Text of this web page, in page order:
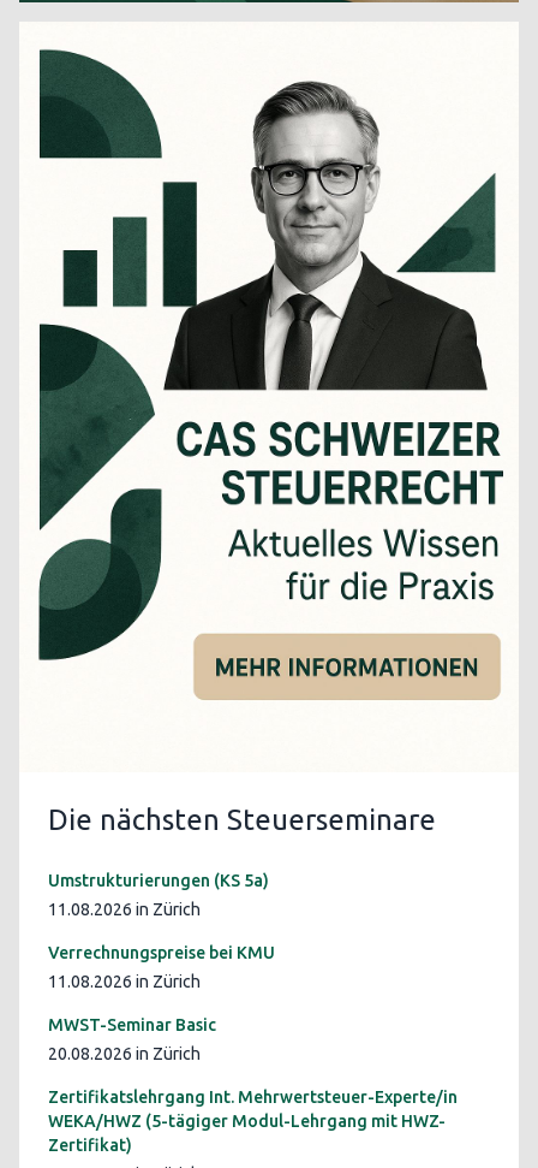
Die nächsten Steuerseminare
Umstrukturierungen (KS 5a)
11.08.2026 in Zürich
Verrechnungspreise bei KMU
11.08.2026 in Zürich
MWST-Seminar Basic
20.08.2026 in Zürich
Zertifikatslehrgang Int. Mehrwertsteuer-Experte/in
WEKA/HWZ (5-tägiger Modul-Lehrgang mit HWZ-
Zertifikat)